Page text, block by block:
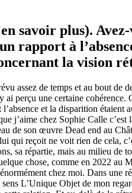
savoir plus).
rapport à
la vision
assez de temps et au bout de
perçu une certaine
et la disparition
j’aime chez Sophie Calle
de son œuvre Dead end au
reçoit ne voit rien de cela,
sa répartie, mais au milieu de
chose, comme en 2022 au
chez moi. Dans
L’Unique Objet de mon